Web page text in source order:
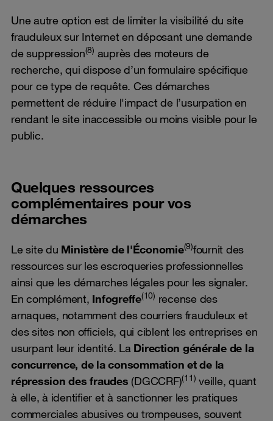
Une autre option est de limiter la visibilité du site
frauduleux sur Internet en déposant une demande
de suppression(8) auprès des moteurs de
recherche, qui dispose d’un formulaire spécifique
pour ce type de requête. Ces démarches
permettent de réduire l'impact de l’usurpation en
rendant le site inaccessible ou moins visible pour le
public.
Quelques ressources
complémentaires pour vos
démarches
Le site du Ministère de l'Économie(9)fournit des
ressources sur les escroqueries professionnelles
ainsi que les démarches légales pour les signaler.
En complément, Infogreffe(10) recense des
arnaques, notamment des courriers frauduleux et
des sites non officiels, qui ciblent les entreprises en
usurpant leur identité. La Direction générale de la
concurrence, de la consommation et de la
répression des fraudes (DGCCRF)(11) veille, quant
à elle, à identifier et à sanctionner les pratiques
commerciales abusives ou trompeuses, souvent